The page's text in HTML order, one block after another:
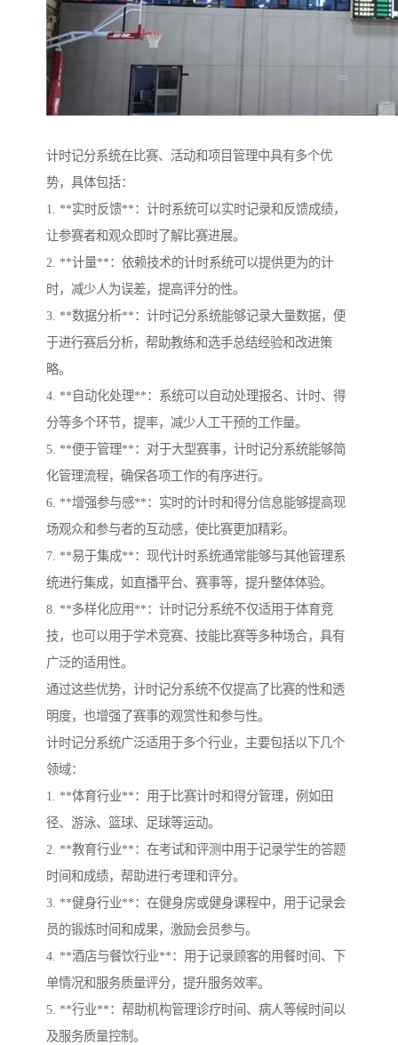
计时记分系统在比赛、活动和项目管理中具有多个优
势，具体包括：
1. **实时反馈**：计时系统可以实时记录和反馈成绩，
让参赛者和观众即时了解比赛进展。
2. **计量**：依赖技术的计时系统可以提供更为的计
时，减少人为误差，提高评分的性。
3. **数据分析**：计时记分系统能够记录大量数据，便
于进行赛后分析，帮助教练和选手总结经验和改进策
略。
4. **自动化处理**：系统可以自动处理报名、计时、得
分等多个环节，提率，减少人工干预的工作量。
5. **便于管理**：对于大型赛事，计时记分系统能够简
化管理流程，确保各项工作的有序进行。
6. **增强参与感**：实时的计时和得分信息能够提高现
场观众和参与者的互动感，使比赛更加精彩。
7. **易于集成**：现代计时系统通常能够与其他管理系
统进行集成，如直播平台、赛事等，提升整体体验。
8. **多样化应用**：计时记分系统不仅适用于体育竞
技，也可以用于学术竞赛、技能比赛等多种场合，具有
广泛的适用性。
通过这些优势，计时记分系统不仅提高了比赛的性和透
明度，也增强了赛事的观赏性和参与性。
计时记分系统广泛适用于多个行业，主要包括以下几个
领域：
1. **体育行业**：用于比赛计时和得分管理，例如田
径、游泳、篮球、足球等运动。
2. **教育行业**：在考试和评测中用于记录学生的答题
时间和成绩，帮助进行考理和评分。
3. **健身行业**：在健身房或健身课程中，用于记录会
员的锻炼时间和成果，激励会员参与。
4. **酒店与餐饮行业**：用于记录顾客的用餐时间、下
单情况和服务质量评分，提升服务效率。
5. **行业**：帮助机构管理诊疗时间、病人等候时间以
及服务质量控制。